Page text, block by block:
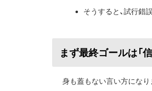
そうすると、試行錯
まず最終ゴールは「
身も蓋もない言い方になり